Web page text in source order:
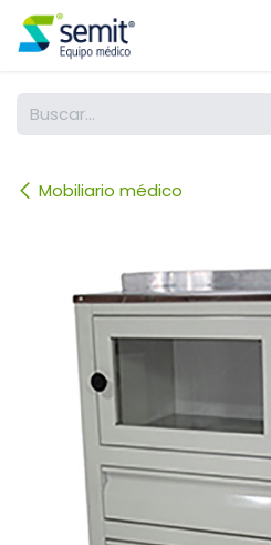
Ir al contenido
Mobiliario médico